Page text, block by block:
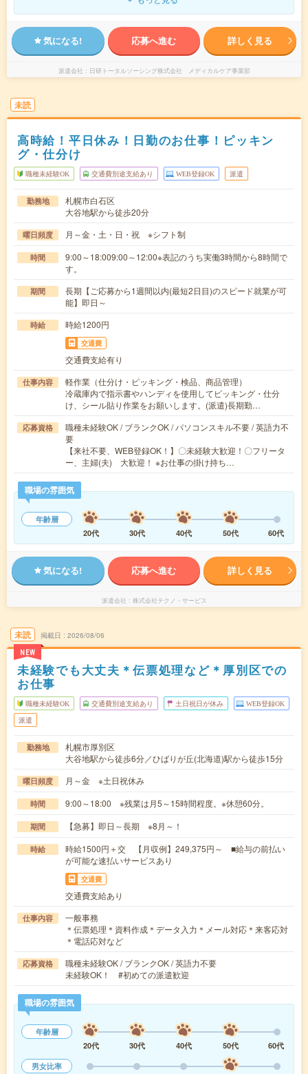
気になる! 応募へ進む 詳しく見る
派遣会社 日研トータルソーシング株式会社 メディカルケア事業部
未読
高時給！平日休み！日勤のお仕事！ピッキン
グ・仕分け
職種未経験OK 交通費別途支給あり WEB登録OK 派遣
勤務地
札幌市白石区
大谷地駅から徒歩20分
曜日頻度 月～金・土・日・祝 ※シフト制
時間
9:00～18:009:00～12:00※表記のうち実働3時間から8時間で
す。
期間
長期【ご応募から1週間以内(最短2日目)のスピード就業が可
能】即日～
時給 時給1200円
交通費
交通費支給有り
仕事内容
軽作業（仕分け・ピッキング・検品、商品管理）
冷蔵庫内で指示書やハンディを使用してピッキング・仕分
け、シール貼り作業をお願いします。(派遣)長期勤…
応募資格
職種未経験OK / ブランクOK / パソコンスキル不要 / 英語力不
要
【来社不要、WEB登録OK！】〇未経験大歓迎！〇フリータ
ー、主婦(夫) 大歓迎！ ※お仕事の掛け持ち…
職場の雰囲気
年齢層
20代
30代 40代 50代 60代
気になる! 応募へ進む 詳しく見る
派遣会社 株式会社テクノ・サービス
未読
NEW
掲載日 2026/08/06
未経験でも大丈夫＊伝票処理など＊厚別区での
お仕事
職種未経験OK 交通費別途支給あり 土日祝日が休み WEB登録OK
派遣
勤務地
札幌市厚別区
大谷地駅から徒歩6分／ひばりが丘(北海道)駅から徒歩15分
曜日頻度 月～金 ※土日祝休み
時間 9:00～18:00 ※残業は月5～15時間程度。※休憩60分。
期間 【急募】即日～長期 ※8月～！
時給
時給1500円＋交 【月収例】249,375円～ ■給与の前払い
が可能な速払いサービスあり
交通費
交通費支給あり
仕事内容
一般事務
＊伝票処理＊資料作成＊データ入力＊メール対応＊来客応対
＊電話応対など
応募資格
職種未経験OK / ブランクOK / 英語力不要
未経験OK！ #初めての派遣歓迎
職場の雰囲気
年齢層
20代
30代 40代 50代
60代
男女比率